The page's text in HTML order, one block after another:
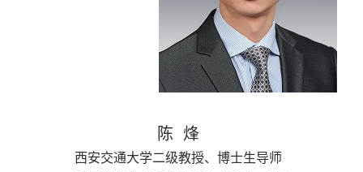
陈 烽
西安交通大学二级教授、博士生导师